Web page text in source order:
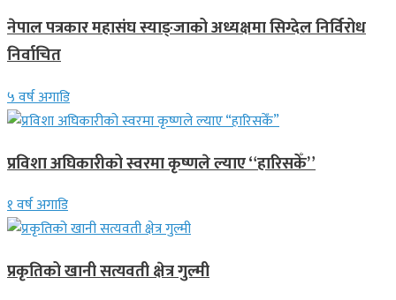
नेपाल पत्रकार महासंघ स्याङ्जाको अध्यक्षमा सिग्देल निर्विरोध
निर्वाचित
५ वर्ष अगाडि
प्रविशा अघिकारीको स्वरमा कृष्णले ल्याए “हारिसकेँ”
१ वर्ष अगाडि
प्रकृतिको खानी सत्यवती क्षेत्र गुल्मी